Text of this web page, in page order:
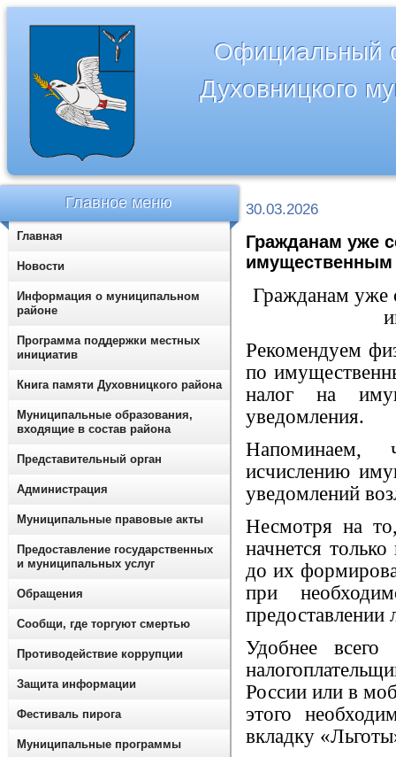
Официальный
Духовницкого
30.03.2026
Гражданам уже
имущественным
Гражданам уже
Рекомендуем
по
налог на
уведомления.
Напоминаем,
исчислению
уведомлений
Несмотря на
начнется
до их
при
предоставлении
Удобнее
России или в
этого
вкладку
Главное меню
Главная
Новости
Информация о муниципальном
районе
Программа поддержки местных
инициатив
Книга памяти Духовницкого района
Муниципальные образования,
входящие в состав района
Представительный орган
Администрация
Муниципальные правовые акты
Предоставление государственных
и муниципальных услуг
Обращения
Сообщи, где торгуют смертью
Противодействие коррупции
Защита информации
Фестиваль пирога
Муниципальные программы